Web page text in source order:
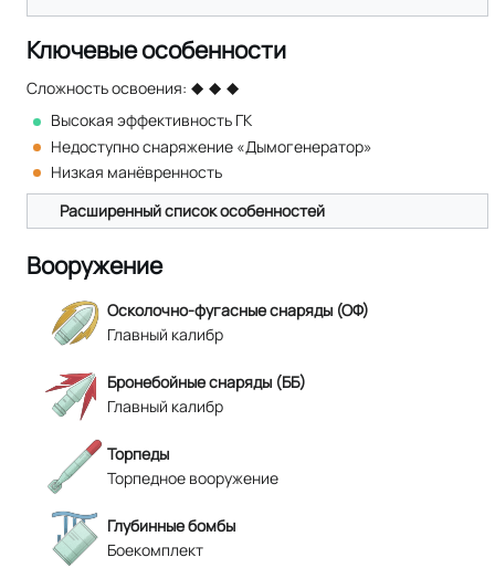
Ключевые особенности
Сложность освоения:
Высокая эффективность ГК
Недоступно снаряжение «Дымогенератор»
Низкая манёвренность
Расширенный список особенностей
Вооружение
Осколочно-фугасные снаряды (ОФ)
Главный калибр
Бронебойные снаряды (ББ)
Главный калибр
Торпеды
Торпедное вооружение
Глубинные бомбы
Боекомплект